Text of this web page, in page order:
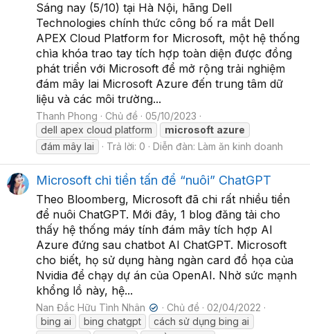
Sáng nay (5/10) tại Hà Nội, hãng Dell
Technologies chính thức công bố ra mắt Dell
APEX Cloud Platform for Microsoft, một hệ thống
chìa khóa trao tay tích hợp toàn diện được đồng
phát triển với Microsoft để mở rộng trải nghiệm
đám mây lai Microsoft Azure đến trung tâm dữ
liệu và các môi trường...
Thanh Phong Chủ đề
05/10/2023
dell apex cloud platform
microsoft azure
đám mây lai
Trả lời: 0 Diễn đàn: Làm ăn kinh doanh
Microsoft chi tiền tấn để “nuôi” ChatGPT
Theo Bloomberg, Microsoft đã chi rất nhiều tiền
để nuôi ChatGPT. Mới đây, 1 blog đăng tải cho
thấy hệ thống máy tính đám mây tích hợp AI
Azure đứng sau chatbot AI ChatGPT. Microsoft
cho biết, họ sử dụng hàng ngàn card đồ họa của
Nvidia để chạy dự án của OpenAI. Nhờ sức mạnh
khổng lồ này, hệ...
Nan Đắc Hữu Tình Nhân ✔ Chủ đề
02/04/2022
bing ai
bing chatgpt
cách sử dụng bing ai